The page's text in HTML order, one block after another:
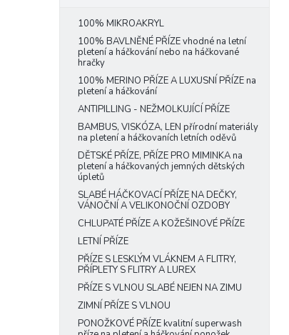
100% MIKROAKRYL
100% BAVLNĚNÉ PŘÍZE vhodné na letní
pletení a háčkování nebo na háčkované
hračky
100% MERINO PŘÍZE A LUXUSNÍ PŘÍZE na
pletení a háčkování
ANTIPILLING - NEŽMOLKUJÍCÍ PŘÍZE
BAMBUS, VISKÓZA, LEN přírodní materiály
na pletení a háčkovaních letních oděvů
DĚTSKÉ PŘÍZE, PŘÍZE PRO MIMINKA na
pletení a háčkovaných jemných dětských
úpletů
SLABÉ HÁČKOVACÍ PŘÍZE NA DEČKY,
VÁNOČNÍ A VELIKONOČNÍ OZDOBY
CHLUPATÉ PŘÍZE A KOŽEŠINOVÉ PŘÍZE
LETNÍ PŘÍZE
PŘÍZE S LESKLÝM VLÁKNEM A FLITRY,
PŘÍPLETY S FLITRY A LUREX
PŘÍZE S VLNOU SLABÉ NEJEN NA ZIMU
ZIMNÍ PŘÍZE S VLNOU
PONOŽKOVÉ PŘÍZE kvalitní superwash